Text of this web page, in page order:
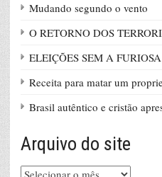
Mudando segundo o vento
O RETORNO DOS
ELEIÇÕES SEM A
Receita para matar um
Brasil autêntico e cristão
Arquivo do site
Arquivo